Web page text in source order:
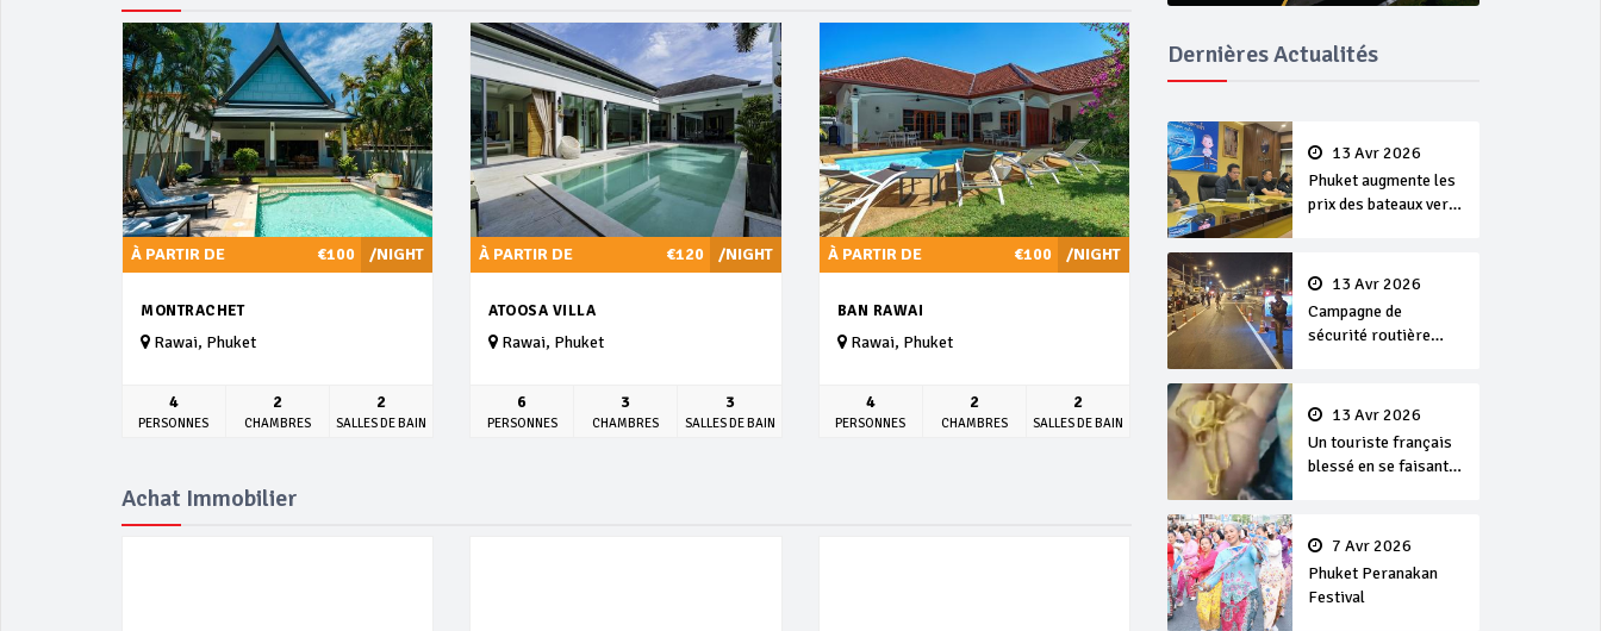
Dernières Actualités
13 Avr 2026
Phuket augmente les
prix des bateaux vers
13 Avr 2026
Campagne de
sécurité routière
13 Avr 2026
Un touriste français
blessé en se faisant
7 Avr 2026
Phuket Peranakan
Festival
/NIGHT
À PARTIR DE €100
MONTRACHET
Rawai, Phuket
4
PERSONNES
2
CHAMBRES
2
SALLES DE BAIN
/NIGHT
À PARTIR DE €120
ATOOSA VILLA
Rawai, Phuket
6
PERSONNES
3
CHAMBRES
3
SALLES DE BAIN
/NIGHT
À PARTIR DE €100
BAN RAWAI
Rawai, Phuket
4
PERSONNES
2
CHAMBRES
2
SALLES DE BAIN
Achat Immobilier